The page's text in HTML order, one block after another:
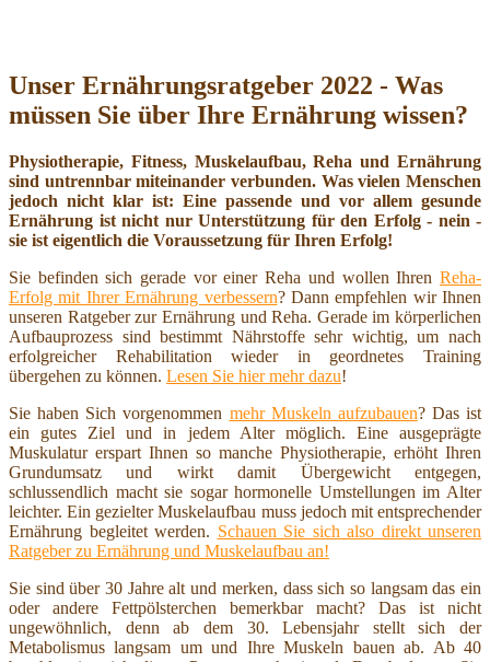
Unser Ernährungsratgeber 2022 - Was
müssen Sie über Ihre Ernährung wissen?
Physiotherapie, Fitness, Muskelaufbau, Reha und Ernährung
sind untrennbar miteinander verbunden. Was vielen Menschen
jedoch nicht klar ist: Eine passende und vor allem gesunde
Ernährung ist nicht nur Unterstützung für den Erfolg - nein -
sie ist eigentlich die Voraussetzung für Ihren Erfolg!
Sie befinden sich gerade vor einer Reha und wollen Ihren Reha-
Erfolg mit Ihrer Ernährung verbessern? Dann empfehlen wir Ihnen
unseren Ratgeber zur Ernährung und Reha. Gerade im körperlichen
Aufbauprozess sind bestimmt Nährstoffe sehr wichtig, um nach
erfolgreicher Rehabilitation wieder in geordnetes Training
übergehen zu können. Lesen Sie hier mehr dazu!
Sie haben Sich vorgenommen mehr Muskeln aufzubauen? Das ist
ein gutes Ziel und in jedem Alter möglich. Eine ausgeprägte
Muskulatur erspart Ihnen so manche Physiotherapie, erhöht Ihren
Grundumsatz und wirkt damit Übergewicht entgegen,
schlussendlich macht sie sogar hormonelle Umstellungen im Alter
leichter. Ein gezielter Muskelaufbau muss jedoch mit entsprechender
Ernährung begleitet werden. Schauen Sie sich also direkt unseren
Ratgeber zu Ernährung und Muskelaufbau an!
Sie sind über 30 Jahre alt und merken, dass sich so langsam das ein
oder andere Fettpölsterchen bemerkbar macht? Das ist nicht
ungewöhnlich, denn ab dem 30. Lebensjahr stellt sich der
Metabolismus langsam um und Ihre Muskeln bauen ab. Ab 40